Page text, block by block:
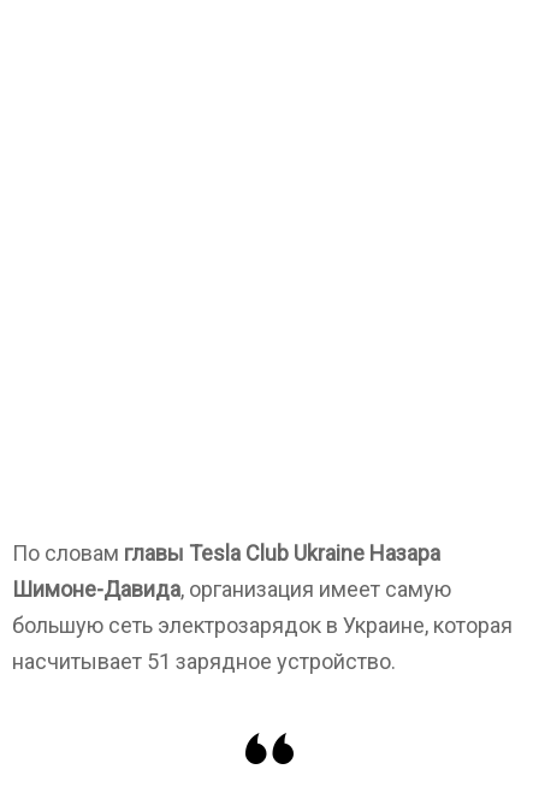
По словам главы Tesla Club Ukraine Назара
Шимоне-Давида, организация имеет самую
большую сеть электрозарядок в Украине, которая
насчитывает 51 зарядное устройство.